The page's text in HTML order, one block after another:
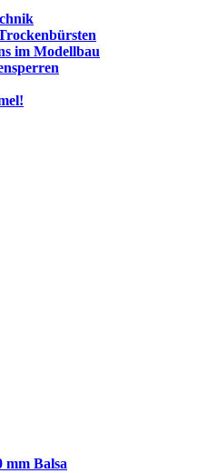
im Modellbau
mm Balsa